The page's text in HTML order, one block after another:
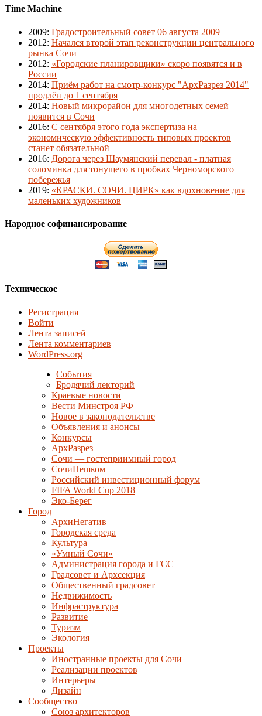
Time Machine
2009: Градостроительный совет 06 августа 2009
2012: Начался второй этап реконструкции центрального
рынка Сочи
2012: «Городские планировщики» скоро появятся и в
России
2014: Приём работ на смотр-конкурс "АрхРазрез 2014"
продлён до 1 сентября
2014: Новый микрорайон для многодетных семей
появится в Сочи
2016: С сентября этого года экспертиза на
экономическую эффективность типовых проектов
станет обязательной
2016: Дорога через Шаумянский перевал - платная
соломинка для тонущего в пробках Черноморского
побережья
2019: «КРАСКИ. СОЧИ. ЦИРК» как вдохновение для
маленьких художников
Народное софинансирование
Техническое
Регистрация
Войти
Лента записей
Лента комментариев
WordPress.org
События
Бродячий лекторий
Краевые новости
Вести Минстроя РФ
Новое в законодательстве
Объявления и анонсы
Конкурсы
АрхРазрез
Сочи — гостеприимный город
СочиПешком
Российский инвестиционный форум
FIFA World Cup 2018
Эко-Берег
Город
АрхиНегатив
Городская среда
Культура
«Умный Сочи»
Администрация города и ГСС
Градсовет и Архсекция
Общественный градсовет
Недвижимость
Инфраструктура
Развитие
Туризм
Экология
Проекты
Иностранные проекты для Сочи
Реализации проектов
Интерьеры
Дизайн
Сообщество
Союз архитекторов